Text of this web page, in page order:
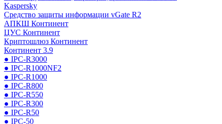
Kaspersky
Средство защиты информации vGate R2
АПКШ Континент
ЦУС Континент
Криптошлюз Континент
Континент 3.9
● IPC-R3000
● IPC-R1000NF2
● IPC-R1000
● IPC-R800
● IPC-R550
● IPC-R300
● IPC-R50
● IPC-50